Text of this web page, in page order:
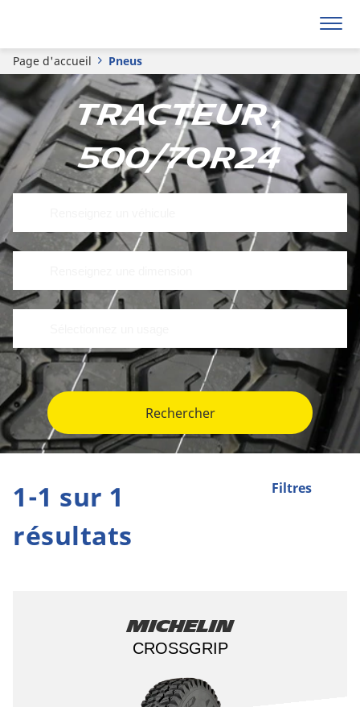
Page d'accueil Pneus
Tracteur ,
500/70R24
Rechercher
Filtres
1-1 sur 1
résultats
Michelin
CROSSGRIP​